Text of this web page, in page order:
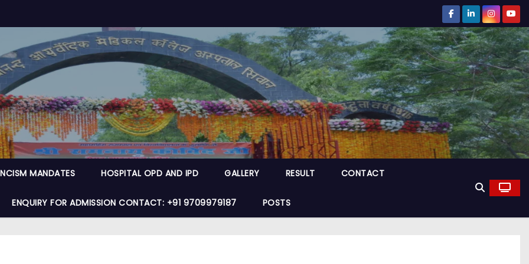
NCISM MANDATES HOSPITAL OPD AND IPD GALLERY RESULT CONTACT
ENQUIRY FOR ADMISSION CONTACT: +91 9709979187 POSTS